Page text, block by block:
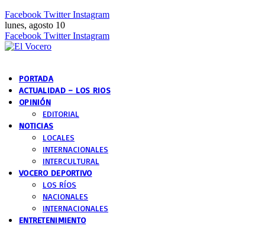
Facebook Twitter Instagram
lunes, agosto 10
Facebook Twitter Instagram
PORTADA
ACTUALIDAD – LOS RIOS
OPINIÓN
EDITORIAL
NOTICIAS
LOCALES
INTERNACIONALES
INTERCULTURAL
VOCERO DEPORTIVO
LOS RÍOS
NACIONALES
INTERNACIONALES
ENTRETENIMIENTO